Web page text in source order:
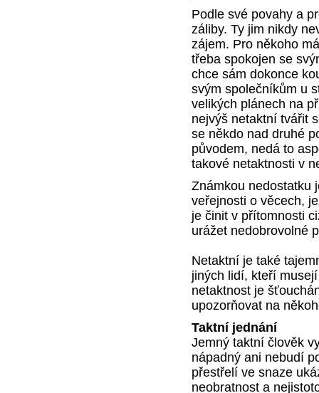
Podle své povahy a
záliby. Ty jim nikdy
zájem. Pro někoho
třeba spokojen se
chce sám dokonce
svým společníkům u
velikých plánech na
nejvýš netaktní tvářit
se někdo nad druhé
původem, nedá to
takové netaktnosti v
Známkou nedostatku
veřejnosti o věcech,
je činit v přítomnosti
urážet nedobrovolné
Netaktní je také
jiných lidí, kteří
netaktnost je
upozorňovat na
Taktní jednání
Jemný taktní člověk
nápadný ani nebudí
přestřelí ve snaze
neobratnost a